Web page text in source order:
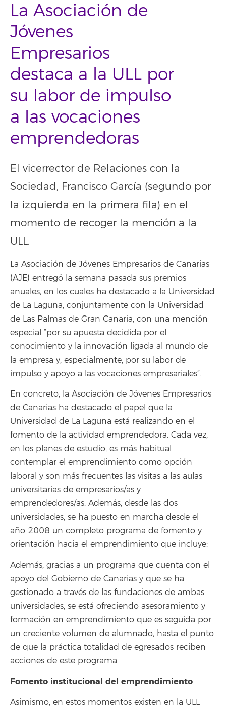
La Asociación de
Jóvenes
Empresarios
destaca a la ULL por
su labor de impulso
a las vocaciones
emprendedoras
El vicerrector de Relaciones con la
Sociedad, Francisco García (segundo por
la izquierda en la primera fila) en el
momento de recoger la mención a la
ULL.
La Asociación de Jóvenes Empresarios de Canarias
(AJE) entregó la semana pasada sus premios
anuales, en los cuales ha destacado a la Universidad
de La Laguna, conjuntamente con la Universidad
de Las Palmas de Gran Canaria, con una mención
especial “por su apuesta decidida por el
conocimiento y la innovación ligada al mundo de
la empresa y, especialmente, por su labor de
impulso y apoyo a las vocaciones empresariales”.
En concreto, la Asociación de Jóvenes Empresarios
de Canarias ha destacado el papel que la
Universidad de La Laguna está realizando en el
fomento de la actividad emprendedora. Cada vez,
en los planes de estudio, es más habitual
contemplar el emprendimiento como opción
laboral y son más frecuentes las visitas a las aulas
universitarias de empresarios/as y
emprendedores/as. Además, desde las dos
universidades, se ha puesto en marcha desde el
año 2008 un completo programa de fomento y
orientación hacia el emprendimiento que incluye:
Además, gracias a un programa que cuenta con el
apoyo del Gobierno de Canarias y que se ha
gestionado a través de las fundaciones de ambas
universidades, se está ofreciendo asesoramiento y
formación en emprendimiento que es seguida por
un creciente volumen de alumnado, hasta el punto
de que la práctica totalidad de egresados reciben
acciones de este programa.
Fomento institucional del emprendimiento
Asimismo, en estos momentos existen en la ULL